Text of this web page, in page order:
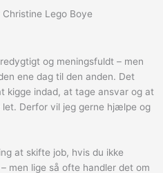
og meningsfuldt – men
ene dag til den anden. Det
kigge indad, at tage ansvar og at
let. Derfor vil jeg gerne hjælpe og
at skifte job, hvis du ikke
men lige så ofte handler det om